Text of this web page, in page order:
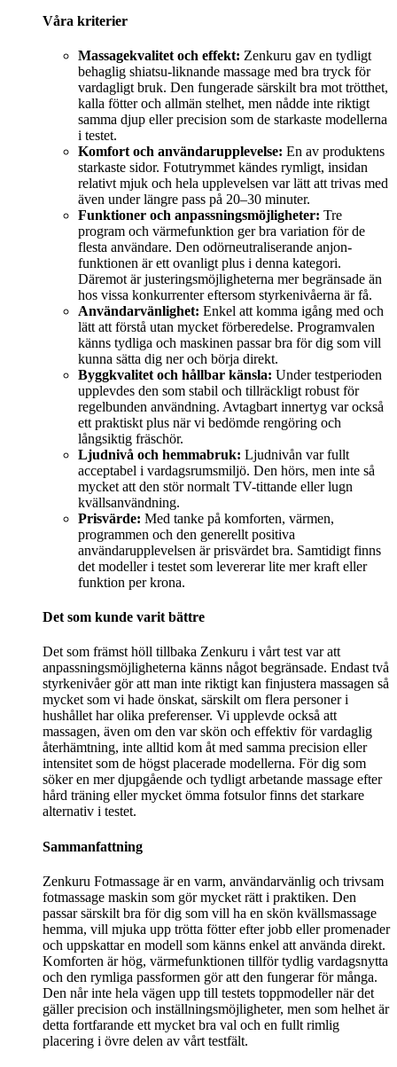
Våra kriterier
Massagekvalitet och effekt: Zenkuru gav en tydligt
behaglig shiatsu-liknande massage med bra tryck för
vardagligt bruk. Den fungerade särskilt bra mot trötthet,
kalla fötter och allmän stelhet, men nådde inte riktigt
samma djup eller precision som de starkaste modellerna
i testet.
Komfort och användarupplevelse: En av produktens
starkaste sidor. Fotutrymmet kändes rymligt, insidan
relativt mjuk och hela upplevelsen var lätt att trivas med
även under längre pass på 20–30 minuter.
Funktioner och anpassningsmöjligheter: Tre
program och värmefunktion ger bra variation för de
flesta användare. Den odörneutraliserande anjon-
funktionen är ett ovanligt plus i denna kategori.
Däremot är justeringsmöjligheterna mer begränsade än
hos vissa konkurrenter eftersom styrkenivåerna är få.
Användarvänlighet: Enkel att komma igång med och
lätt att förstå utan mycket förberedelse. Programvalen
känns tydliga och maskinen passar bra för dig som vill
kunna sätta dig ner och börja direkt.
Byggkvalitet och hållbar känsla: Under testperioden
upplevdes den som stabil och tillräckligt robust för
regelbunden användning. Avtagbart innertyg var också
ett praktiskt plus när vi bedömde rengöring och
långsiktig fräschör.
Ljudnivå och hemmabruk: Ljudnivån var fullt
acceptabel i vardagsrumsmiljö. Den hörs, men inte så
mycket att den stör normalt TV-tittande eller lugn
kvällsanvändning.
Prisvärde: Med tanke på komforten, värmen,
programmen och den generellt positiva
användarupplevelsen är prisvärdet bra. Samtidigt finns
det modeller i testet som levererar lite mer kraft eller
funktion per krona.
Det som kunde varit bättre
Det som främst höll tillbaka Zenkuru i vårt test var att
anpassningsmöjligheterna känns något begränsade. Endast två
styrkenivåer gör att man inte riktigt kan finjustera massagen så
mycket som vi hade önskat, särskilt om flera personer i
hushållet har olika preferenser. Vi upplevde också att
massagen, även om den var skön och effektiv för vardaglig
återhämtning, inte alltid kom åt med samma precision eller
intensitet som de högst placerade modellerna. För dig som
söker en mer djupgående och tydligt arbetande massage efter
hård träning eller mycket ömma fotsulor finns det starkare
alternativ i testet.
Sammanfattning
Zenkuru Fotmassage är en varm, användarvänlig och trivsam
fotmassage maskin som gör mycket rätt i praktiken. Den
passar särskilt bra för dig som vill ha en skön kvällsmassage
hemma, vill mjuka upp trötta fötter efter jobb eller promenader
och uppskattar en modell som känns enkel att använda direkt.
Komforten är hög, värmefunktionen tillför tydlig vardagsnytta
och den rymliga passformen gör att den fungerar för många.
Den når inte hela vägen upp till testets toppmodeller när det
gäller precision och inställningsmöjligheter, men som helhet är
detta fortfarande ett mycket bra val och en fullt rimlig
placering i övre delen av vårt testfält.